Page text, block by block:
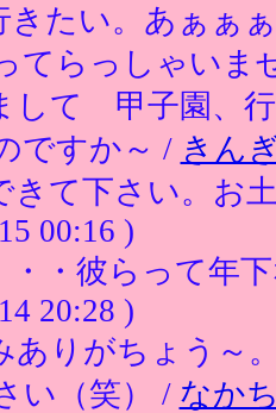
きたい。あぁぁ
てらっしゃいま
して 甲子園、
ですか～ / きん
きて下さい。お
00:16 )
・・彼らって年
20:28 )
ありがちょう～
い（笑） / なか